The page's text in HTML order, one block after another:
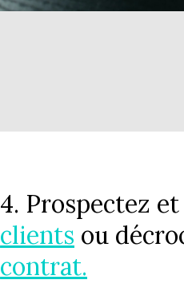
4. Prospectez
clients ou
contrat.